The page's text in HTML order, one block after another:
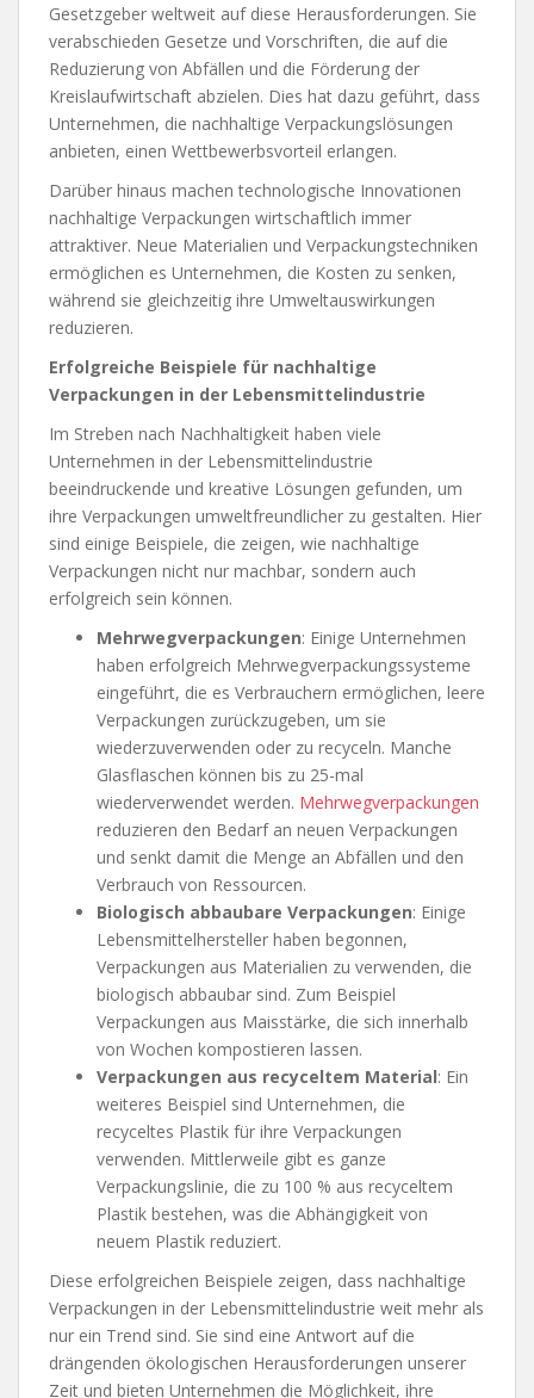
Gesetzgeber weltweit auf diese Herausforderungen. Sie
verabschieden Gesetze und Vorschriften, die auf die
Reduzierung von Abfällen und die Förderung der
Kreislaufwirtschaft abzielen. Dies hat dazu geführt, dass
Unternehmen, die nachhaltige Verpackungslösungen
anbieten, einen Wettbewerbsvorteil erlangen.
Darüber hinaus machen technologische Innovationen
nachhaltige Verpackungen wirtschaftlich immer
attraktiver. Neue Materialien und Verpackungstechniken
ermöglichen es Unternehmen, die Kosten zu senken,
während sie gleichzeitig ihre Umweltauswirkungen
reduzieren.
Erfolgreiche Beispiele für nachhaltige
Verpackungen in der Lebensmittelindustrie
Im Streben nach Nachhaltigkeit haben viele
Unternehmen in der Lebensmittelindustrie
beeindruckende und kreative Lösungen gefunden, um
ihre Verpackungen umweltfreundlicher zu gestalten. Hier
sind einige Beispiele, die zeigen, wie nachhaltige
Verpackungen nicht nur machbar, sondern auch
erfolgreich sein können.
Mehrwegverpackungen: Einige Unternehmen
haben erfolgreich Mehrwegverpackungssysteme
eingeführt, die es Verbrauchern ermöglichen, leere
Verpackungen zurückzugeben, um sie
wiederzuverwenden oder zu recyceln. Manche
Glasflaschen können bis zu 25-mal
wiederverwendet werden. Mehrwegverpackungen
reduzieren den Bedarf an neuen Verpackungen
und senkt damit die Menge an Abfällen und den
Verbrauch von Ressourcen.
Biologisch abbaubare Verpackungen: Einige
Lebensmittelhersteller haben begonnen,
Verpackungen aus Materialien zu verwenden, die
biologisch abbaubar sind. Zum Beispiel
Verpackungen aus Maisstärke, die sich innerhalb
von Wochen kompostieren lassen.
Verpackungen aus recyceltem Material: Ein
weiteres Beispiel sind Unternehmen, die
recyceltes Plastik für ihre Verpackungen
verwenden. Mittlerweile gibt es ganze
Verpackungslinie, die zu 100 % aus recyceltem
Plastik bestehen, was die Abhängigkeit von
neuem Plastik reduziert.
Diese erfolgreichen Beispiele zeigen, dass nachhaltige
Verpackungen in der Lebensmittelindustrie weit mehr als
nur ein Trend sind. Sie sind eine Antwort auf die
drängenden ökologischen Herausforderungen unserer
Zeit und bieten Unternehmen die Möglichkeit, ihre